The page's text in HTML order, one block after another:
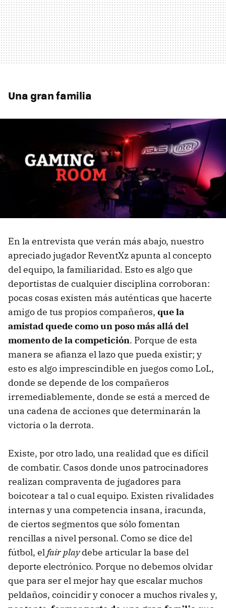
Una gran familia
En la entrevista que verán más abajo, nuestro
apreciado jugador ReventXz apunta al concepto
del equipo, la familiaridad. Esto es algo que
deportistas de cualquier disciplina corroboran:
pocas cosas existen más auténticas que hacerte
amigo de tus propios compañeros, que la
amistad quede como un poso más allá del
momento de la competición. Porque de esta
manera se afianza el lazo que pueda existir; y
esto es algo imprescindible en juegos como LoL,
donde se depende de los compañeros
irremediablemente, donde se está a merced de
una cadena de acciones que determinarán la
victoria o la derrota.
Existe, por otro lado, una realidad que es difícil
de combatir. Casos donde unos patrocinadores
realizan compraventa de jugadores para
boicotear a tal o cual equipo. Existen rivalidades
internas y una competencia insana, iracunda,
de ciertos segmentos que sólo fomentan
rencillas a nivel personal. Como se dice del
fútbol, elfair playdebe articular la base del
deporte electrónico. Porque no debemos olvidar
que para ser el mejor hay que escalar muchos
peldaños, coincidir y conocer a muchos rivales y,